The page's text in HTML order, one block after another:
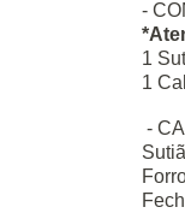
-
1
1
-